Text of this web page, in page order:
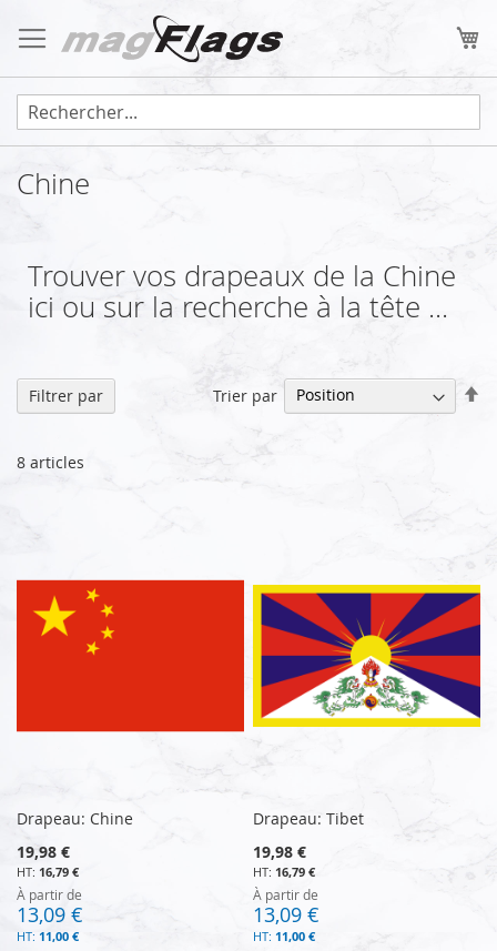
au
contenu
Chine
Trouver vos drapeaux de la Chine
ici ou sur la recherche à la tête ...
8 articles
Trier par
Drapeau: Chine
19,98 €
16,79 €
À partir de
13,09 €
11,00 €
Drapeau: Tibet
19,98 €
16,79 €
À partir de
13,09 €
11,00 €
Filtrer par